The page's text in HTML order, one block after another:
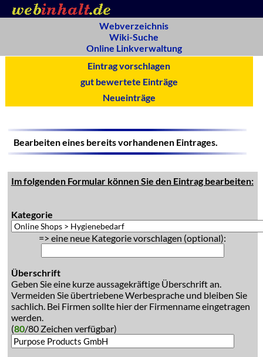
Webverzeichnis
Wiki-Suche
Online Linkverwaltung
Eintrag vorschlagen
gut bewertete Einträge
Neueinträge
Bearbeiten eines bereits vorhandenen Eintrages.
Im folgenden Formular können Sie den Eintrag bearbeiten:
Kategorie
=> eine neue Kategorie vorschlagen (optional):
Überschrift
Geben Sie eine kurze aussagekräftige Überschrift an.
Vermeiden Sie übertriebene Werbesprache und bleiben Sie
sachlich. Bei Firmen sollte hier der Firmenname eingetragen
werden.
(80/80 Zeichen verfügbar)